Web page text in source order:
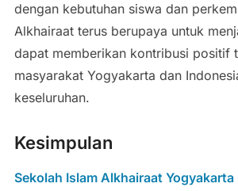
dengan kebutuhan siswa dan
Alkhairaat terus berupaya untuk
dapat memberikan kontribusi positif
masyarakat Yogyakarta dan
keseluruhan.
Kesimpulan
Sekolah Islam Alkhairaat Yogyakarta